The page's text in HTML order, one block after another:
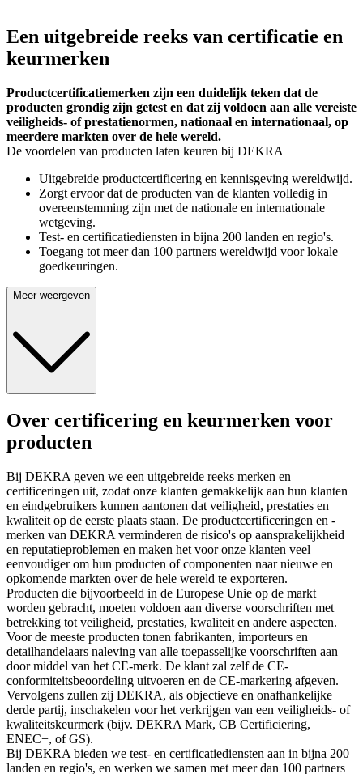
Een uitgebreide reeks van certificatie en
keurmerken
Productcertificatiemerken zijn een duidelijk teken dat de
producten grondig zijn getest en dat zij voldoen aan alle vereiste
veiligheids- of prestatienormen, nationaal en internationaal, op
meerdere markten over de hele wereld.
De voordelen van producten laten keuren bij DEKRA
Uitgebreide productcertificering en kennisgeving wereldwijd.
Zorgt ervoor dat de producten van de klanten volledig in
overeenstemming zijn met de nationale en internationale
wetgeving.
Test- en certificatiediensten in bijna 200 landen en regio's.
Toegang tot meer dan 100 partners wereldwijd voor lokale
goedkeuringen.
Meer weergeven
Over certificering en keurmerken voor
producten
Bij DEKRA geven we een uitgebreide reeks merken en
certificeringen uit, zodat onze klanten gemakkelijk aan hun klanten
en eindgebruikers kunnen aantonen dat veiligheid, prestaties en
kwaliteit op de eerste plaats staan. De productcertificeringen en -
merken van DEKRA verminderen de risico's op aansprakelijkheid
en reputatieproblemen en maken het voor onze klanten veel
eenvoudiger om hun producten of componenten naar nieuwe en
opkomende markten over de hele wereld te exporteren.
Producten die bijvoorbeeld in de Europese Unie op de markt
worden gebracht, moeten voldoen aan diverse voorschriften met
betrekking tot veiligheid, prestaties, kwaliteit en andere aspecten.
Voor de meeste producten tonen fabrikanten, importeurs en
detailhandelaars naleving van alle toepasselijke voorschriften aan
door middel van het CE-merk. De klant zal zelf de CE-
conformiteitsbeoordeling uitvoeren en de CE-markering afgeven.
Vervolgens zullen zij DEKRA, als objectieve en onafhankelijke
derde partij, inschakelen voor het verkrijgen van een veiligheids- of
kwaliteitskeurmerk (bijv. DEKRA Mark, CB Certificiering,
ENEC+, of GS).
Bij DEKRA bieden we test- en certificatiediensten aan in bijna 200
landen en regio's, en werken we samen met meer dan 100 partners